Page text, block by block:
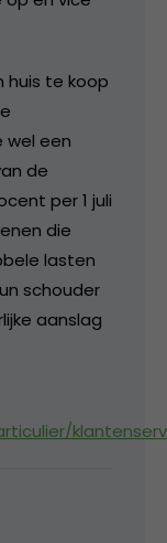
huis te koop
wel een
de
per 1 juli
die
lasten
schouder
aanslag